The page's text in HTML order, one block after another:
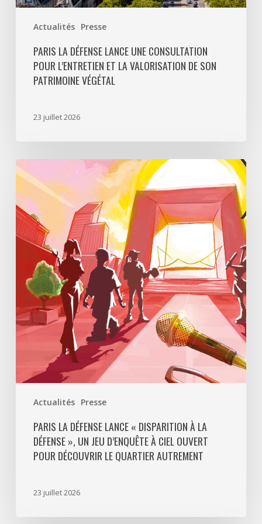
Actualités Presse
végétal
PARIS LA DÉFENSE LANCE UNE CONSULTATION
POUR L’ENTRETIEN ET LA VALORISATION DE SON
PATRIMOINE VÉGÉTAL
23 juillet 2026
Actualités Presse
Paris
La
Défense
lance
«
Disparition
Défense
un
jeu
d’enquête
à
ciel
découvrir
quartier
PARIS LA DÉFENSE LANCE « DISPARITION À LA
DÉFENSE », UN JEU D’ENQUÊTE À CIEL OUVERT
POUR DÉCOUVRIR LE QUARTIER AUTREMENT
23 juillet 2026